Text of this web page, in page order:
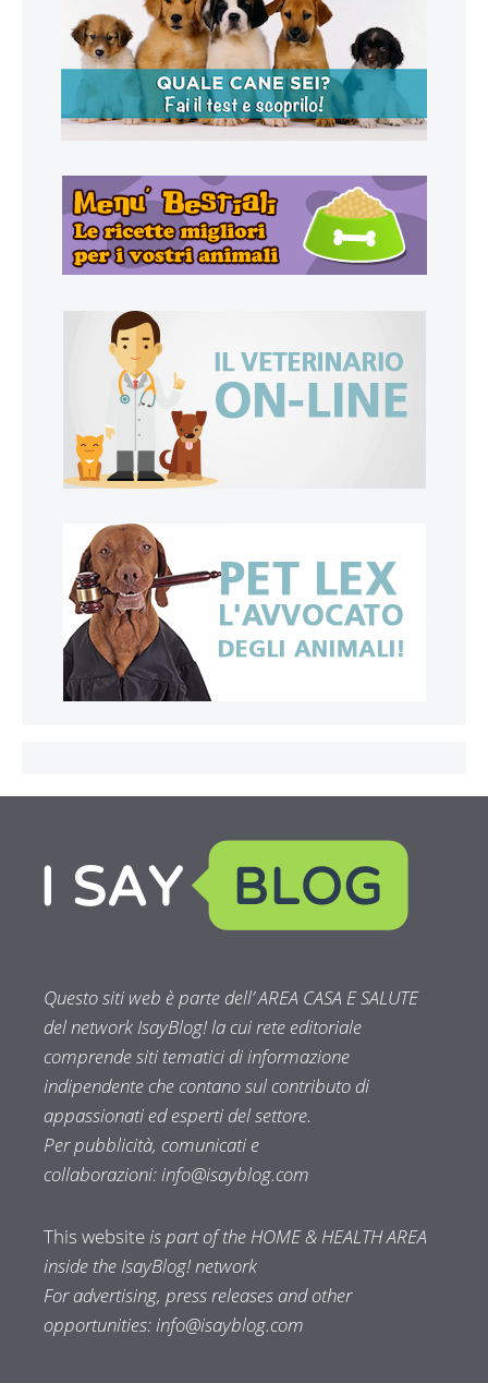
Questo siti web è parte dell’ AREA CASA E SALUTE
del network IsayBlog! la cui rete editoriale
comprende siti tematici di informazione
indipendente che contano sul contributo di
appassionati ed esperti del settore.
Per pubblicità, comunicati e
collaborazioni:info@isayblog.com
This websiteis part of the HOME & HEALTH AREA
inside the IsayBlog! network
For advertising, press releases and other
opportunities:info@isayblog.com